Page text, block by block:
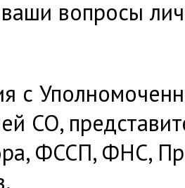
вопросы
с
СО,
ФССП, ФНС,